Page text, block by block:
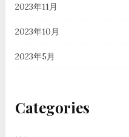
2023年11月
2023年10月
2023年5月
Categories